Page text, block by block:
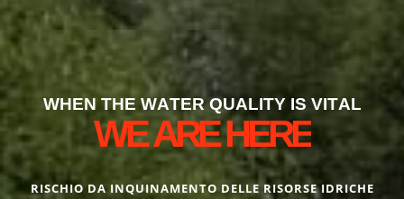
WHEN THE WATER QUALITY IS VITAL
WEAREHERE
RISCHIO DA INQUINAMENTO DELLE RISORSE IDRICHE